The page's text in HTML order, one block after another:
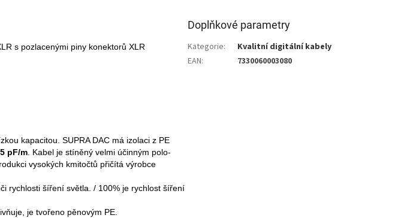
s pozlacenými piny konektorů XLR
kapacitou. SUPRA DAC má izolaci z PE
pF/m . Kabel je stíněný velmi účinným polo-
vysokých kmitočtů přičítá výrobce
rychlosti šíření světla. / 100% je rychlost šíření
je tvořeno pěnovým PE.
Doplňkové parametry
Kategorie:
Kvalitní digitální kabely
EAN: 7330060003080